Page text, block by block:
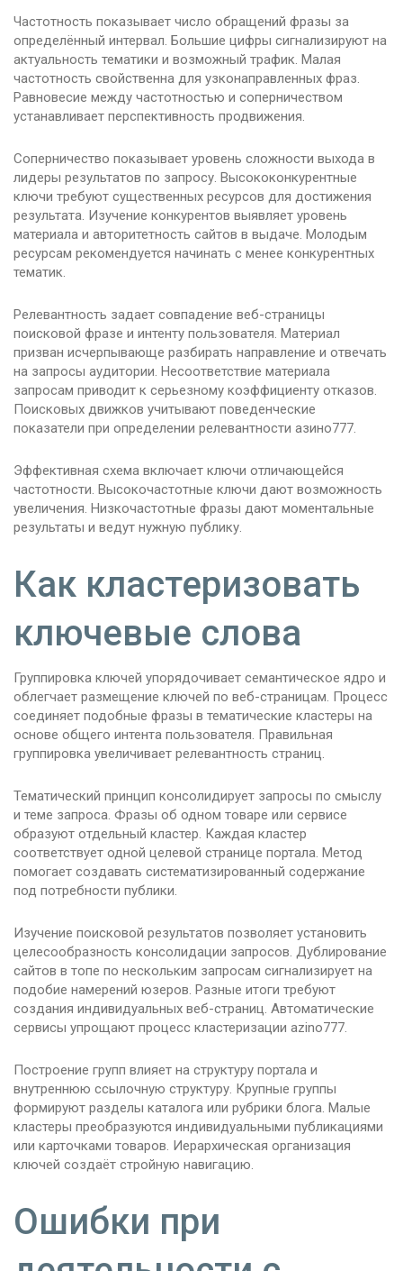
Частотность показывает число обращений фразы за
определённый интервал. Большие цифры сигнализируют на
актуальность тематики и возможный трафик. Малая
частотность свойственна для узконаправленных фраз.
Равновесие между частотностью и соперничеством
устанавливает перспективность продвижения.
Соперничество показывает уровень сложности выхода в
лидеры результатов по запросу. Высококонкурентные
ключи требуют существенных ресурсов для достижения
результата. Изучение конкурентов выявляет уровень
материала и авторитетность сайтов в выдаче. Молодым
ресурсам рекомендуется начинать с менее конкурентных
тематик.
Релевантность задает совпадение веб-страницы
поисковой фразе и интенту пользователя. Материал
призван исчерпывающе разбирать направление и отвечать
на запросы аудитории. Несоответствие материала
запросам приводит к серьезному коэффициенту отказов.
Поисковых движков учитывают поведенческие
показатели при определении релевантности азино777.
Эффективная схема включает ключи отличающейся
частотности. Высокочастотные ключи дают возможность
увеличения. Низкочастотные фразы дают моментальные
результаты и ведут нужную публику.
Как кластеризовать
ключевые слова
Группировка ключей упорядочивает семантическое ядро и
облегчает размещение ключей по веб-страницам. Процесс
соединяет подобные фразы в тематические кластеры на
основе общего интента пользователя. Правильная
группировка увеличивает релевантность страниц.
Тематический принцип консолидирует запросы по смыслу
и теме запроса. Фразы об одном товаре или сервисе
образуют отдельный кластер. Каждая кластер
соответствует одной целевой странице портала. Метод
помогает создавать систематизированный содержание
под потребности публики.
Изучение поисковой результатов позволяет установить
целесообразность консолидации запросов. Дублирование
сайтов в топе по нескольким запросам сигнализирует на
подобие намерений юзеров. Разные итоги требуют
создания индивидуальных веб-страниц. Автоматические
сервисы упрощают процесс кластеризации azino777.
Построение групп влияет на структуру портала и
внутреннюю ссылочную структуру. Крупные группы
формируют разделы каталога или рубрики блога. Малые
кластеры преобразуются индивидуальными публикациями
или карточками товаров. Иерархическая организация
ключей создаёт стройную навигацию.
Ошибки при